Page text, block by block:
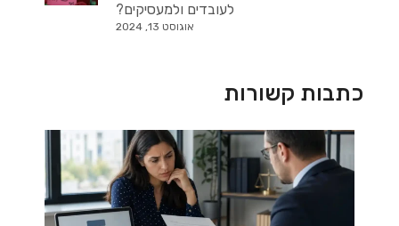
לעובדים ולמעסיקים?
אוגוסט 13, 2024
כתבות קשורות